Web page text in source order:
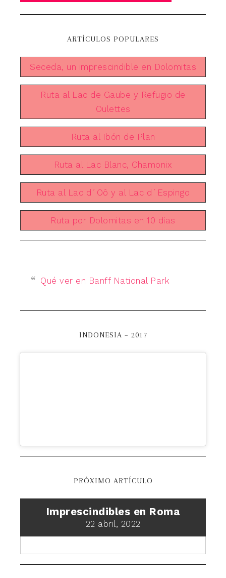
ARTÍCULOS POPULARES
Seceda, un imprescindible en Dolomitas
Ruta al Lac de Gaube y Refugio de
Oulettes
Ruta al Ibón de Plan
Ruta al Lac Blanc, Chamonix
Ruta al Lac d´Oô y al Lac d´Espingo
Ruta por Dolomitas en 10 días
Qué ver en Banff National Park
INDONESIA – 2017
PRÓXIMO ARTÍCULO
Imprescindibles en Roma
22 abril, 2022